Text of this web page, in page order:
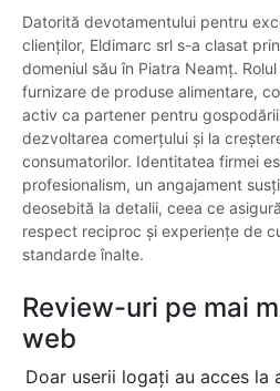
Datorită devotamentului pentru
clienților, Eldimarc srl s-a clasat
domeniul său în Piatra Neamț.
furnizare de produse alimentare,
activ ca partener pentru
dezvoltarea comerțului și la
consumatorilor. Identitatea firmei
profesionalism, un angajament
deosebită la detalii, ceea ce
respect reciproc și experiențe de
standarde înalte.
Review-uri pe mai
web
Doar userii logați au acces la